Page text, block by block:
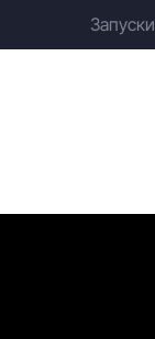
Запуски